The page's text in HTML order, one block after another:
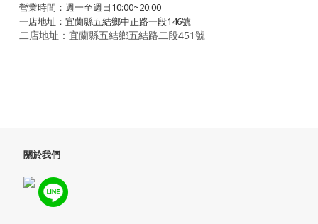
營業時間：週一至週日10:00~20:00
一店地址：宜蘭縣五結鄉中正路一段146號
二店地址：宜蘭縣五結鄉五結路二段451號
關於我們